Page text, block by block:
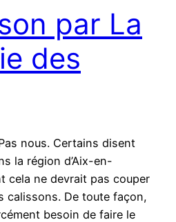
par La
des
nous. Certains disent
la région d’Aix-en-
cela ne devrait pas couper
calissons. De toute façon,
besoin de faire le